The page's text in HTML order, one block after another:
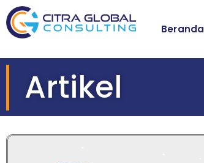
Beranda
Artikel